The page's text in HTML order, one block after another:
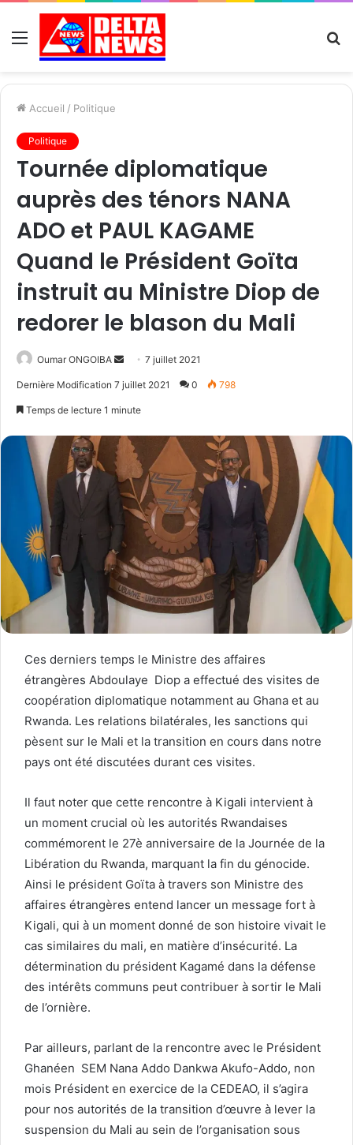
Menu
Accueil / Politique
Politique
Tournée diplomatique
auprès des ténors NANA
ADO et PAUL KAGAME
Quand le Président Goïta
instruit au Ministre Diop de
redorer le blason du Mali
Oumar ONGOIBA
Send7 juillet 2021
Dernière Modification 7 juillet 2021 0 798
Temps de lecture 1 minute
Ces derniers temps le Ministre des affaires
étrangères Abdoulaye Diop a effectué des visites de
coopération diplomatique notamment au Ghana et au
Rwanda. Les relations bilatérales, les sanctions qui
pèsent sur le Mali et la transition en cours dans notre
pays ont été discutées durant ces visites.
Il faut noter que cette rencontre à Kigali intervient à
un moment crucial où les autorités Rwandaises
commémorent le 27è anniversaire de la Journée de la
Libération du Rwanda, marquant la fin du génocide.
Ainsi le président Goïta à travers son Ministre des
affaires étrangères entend lancer un message fort à
Kigali, qui à un moment donné de son histoire vivait le
cas similaires du mali, en matière d’insécurité. La
détermination du président Kagamé dans la défense
des intérêts communs peut contribuer à sortir le Mali
de l’ornière.
Par ailleurs, parlant de la rencontre avec le Président
Ghanéen SEM Nana Addo Dankwa Akufo-Addo, non
mois Président en exercice de la CEDEAO, il s’agira
pour nos autorités de la transition d’œuvre à lever la
suspension du Mali au sein de l’organisation sous